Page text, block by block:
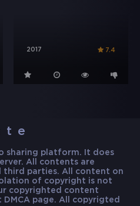
2017 7.4
sharing platform. It does
All contents are
third parties. All content on
of copyright is not
copyrighted content
DMCA page. All copyrigted